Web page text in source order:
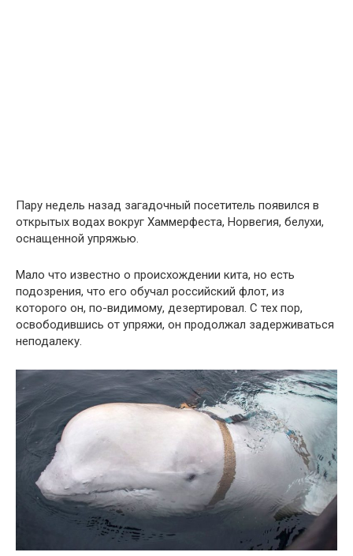
Пару недель назад загадочный посетитель появился в
открытых водах вокруг Хаммерфеста, Норвегия, белухи,
оснащенной упряжью.
Мало что известно о происхождении кита, но есть
подозрения, что его обучал российский флот, из
которого он, по-видимому, дезертировал. С тех пор,
освободившись от упряжи, он продолжал задерживаться
неподалеку.